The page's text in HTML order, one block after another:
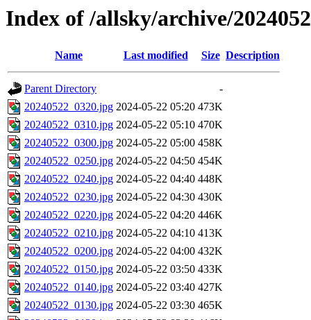
Index of /allsky/archive/
Name Last modified Size Description
Parent Directory
-
20240522_0320.jpg 2024-05-22 05:20 473K
20240522_0310.jpg 2024-05-22 05:10 470K
20240522_0300.jpg 2024-05-22 05:00 458K
20240522_0250.jpg 2024-05-22 04:50 454K
20240522_0240.jpg 2024-05-22 04:40 448K
20240522_0230.jpg 2024-05-22 04:30 430K
20240522_0220.jpg 2024-05-22 04:20 446K
20240522_0210.jpg 2024-05-22 04:10 413K
20240522_0200.jpg 2024-05-22 04:00 432K
20240522_0150.jpg 2024-05-22 03:50 433K
20240522_0140.jpg 2024-05-22 03:40 427K
20240522_0130.jpg 2024-05-22 03:30 465K